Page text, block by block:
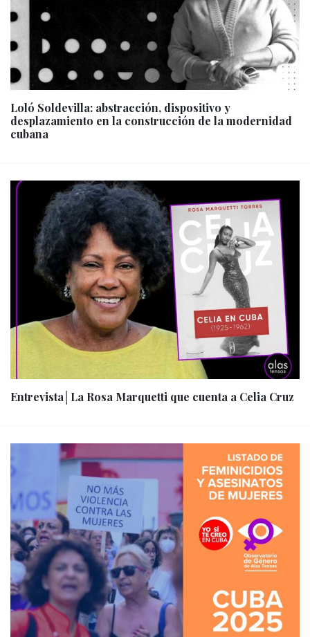
Loló Soldevilla: abstracción, dispositivo y
desplazamiento en la construcción de la modernidad
cubana
Entrevista│La Rosa Marquetti que cuenta a Celia Cruz